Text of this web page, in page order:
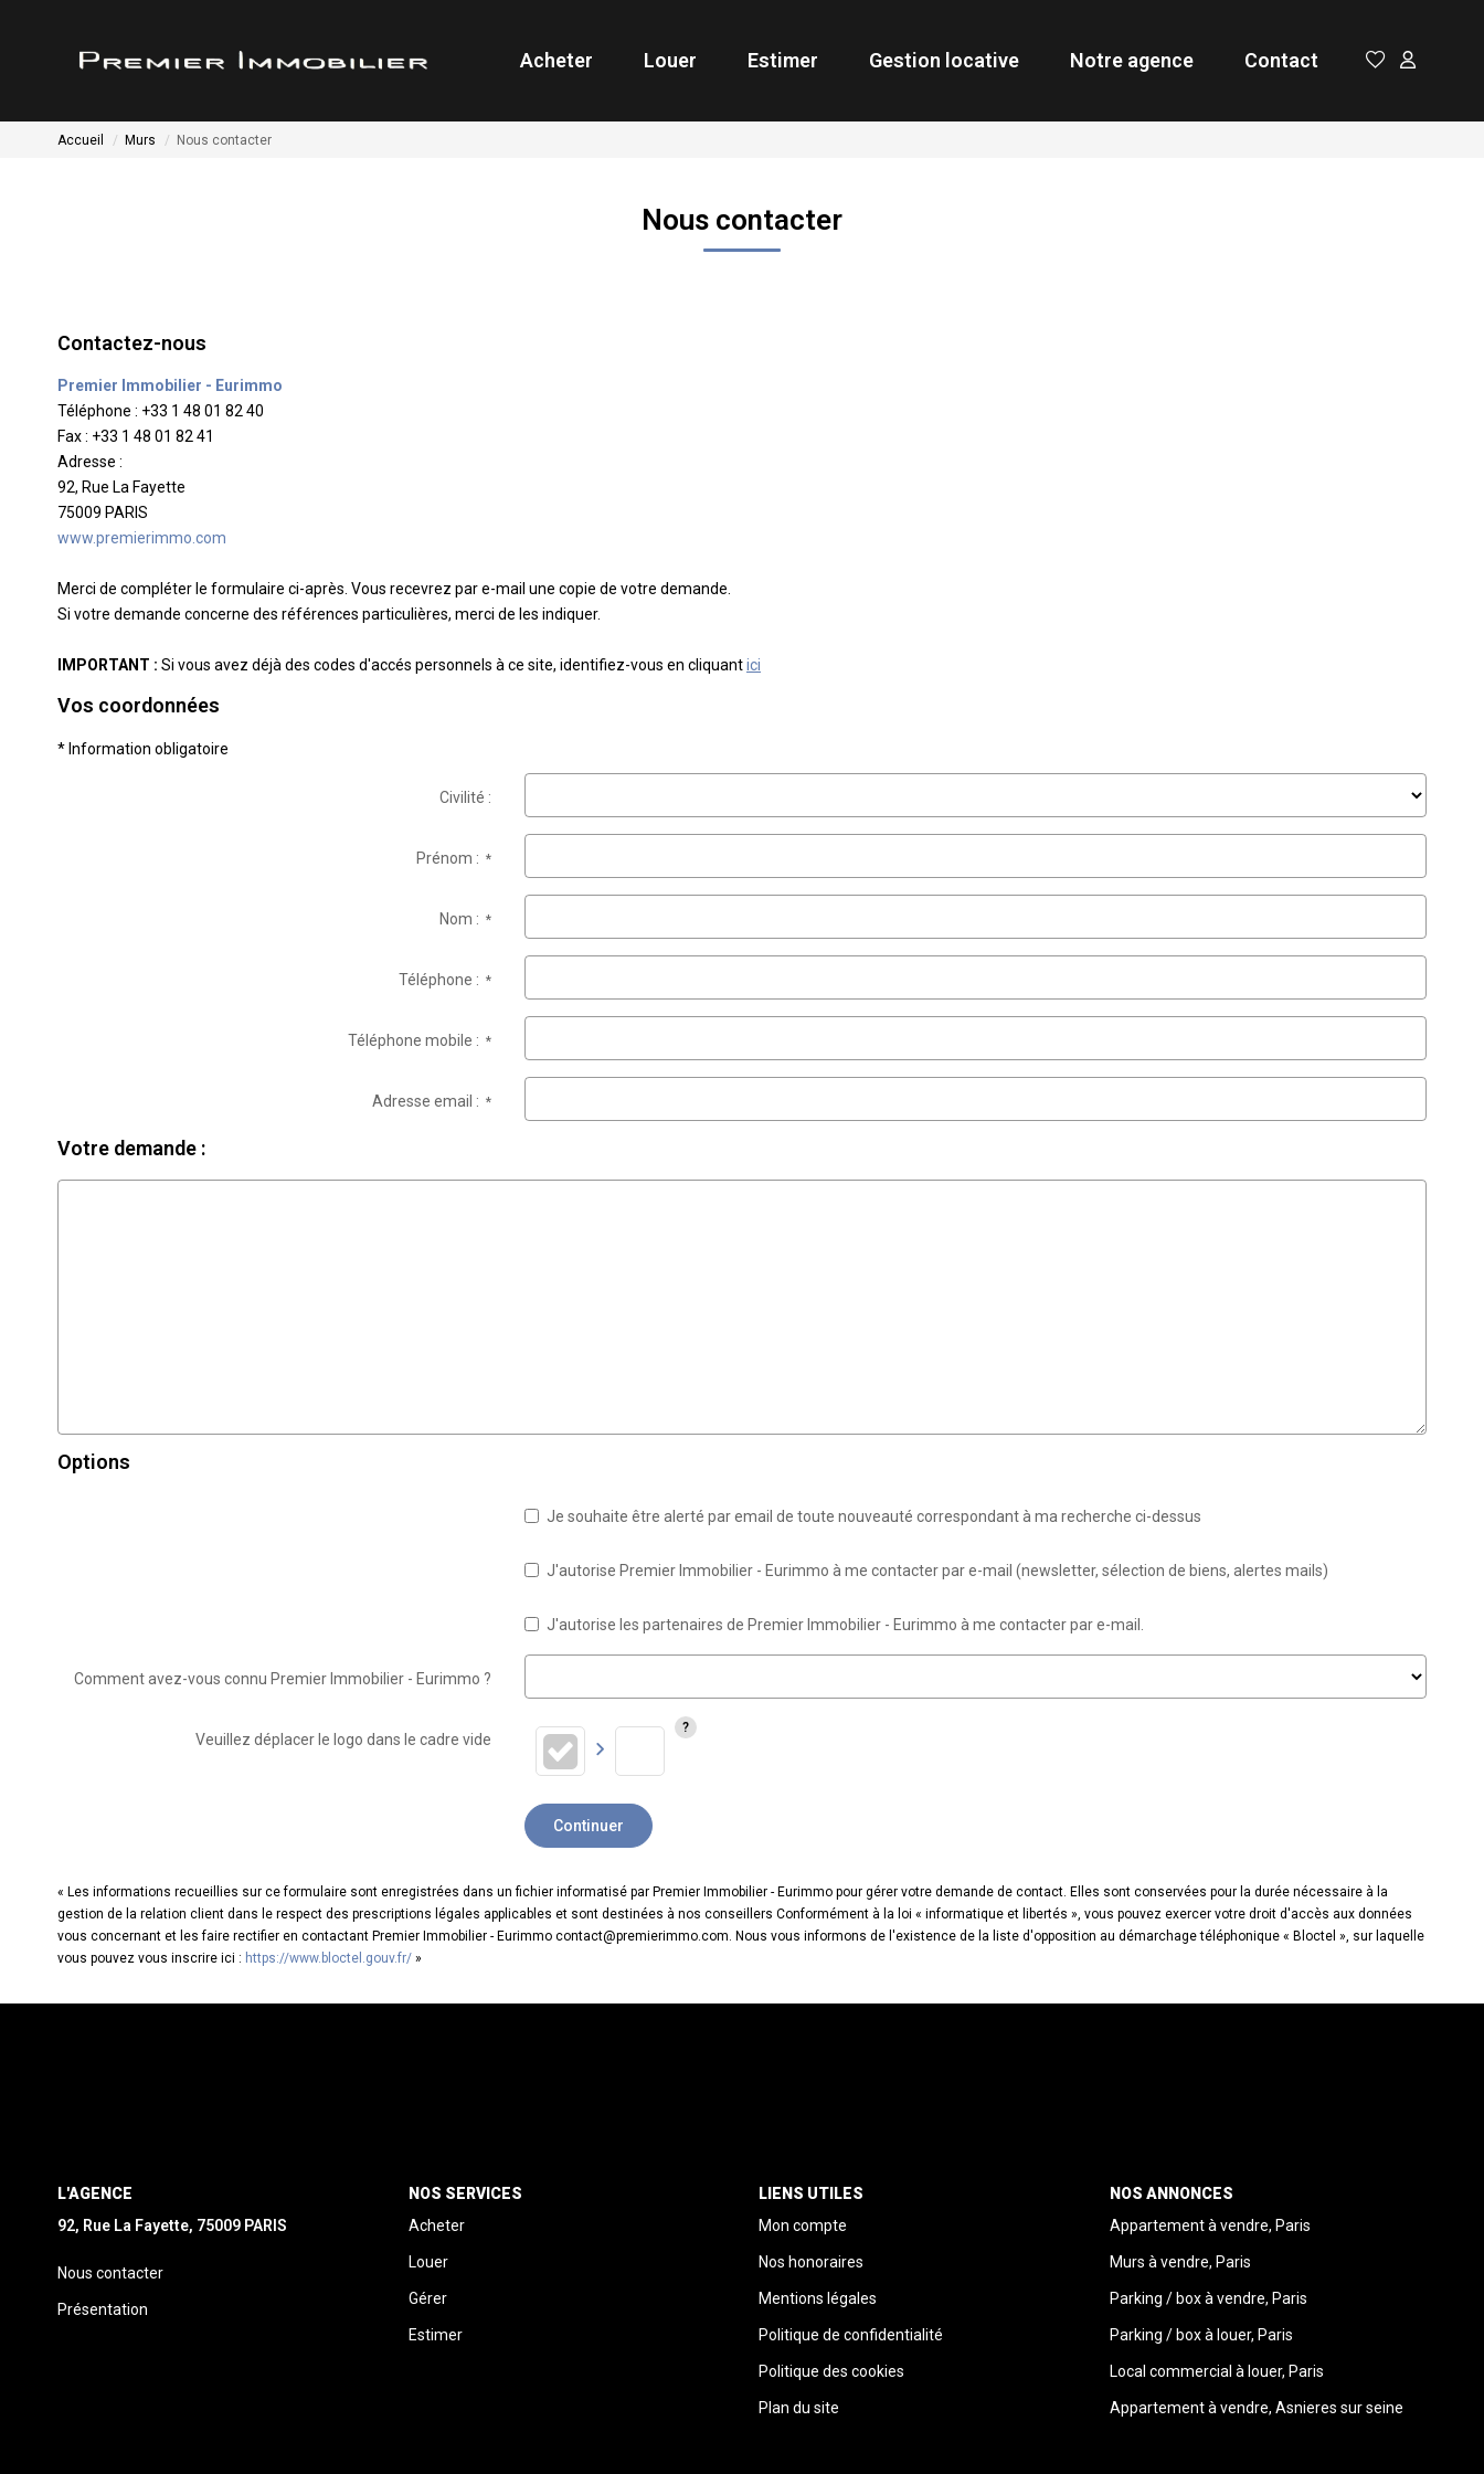
Acheter Louer Estimer Gestion locative Notre agence Contact
Accueil Murs Nous contacter
Nous contacter
Contactez-nous
Premier Immobilier - Eurimmo
Téléphone : +33 1 48 01 82 40
Fax : +33 1 48 01 82 41
Adresse :
92, Rue La Fayette
75009 PARIS
www.premierimmo.com
Merci de compléter le formulaire ci-après. Vous recevrez par e-mail une copie de votre demande.
Si votre demande concerne des références particulières, merci de les indiquer.
IMPORTANT : Si vous avez déjà des codes d'accés personnels à ce site, identifiez-vous en cliquantici
Vos coordonnées
* Information obligatoire
Civilité :
Prénom :*
Nom :*
Téléphone :*
Téléphone mobile :*
Adresse email :*
Votre demande :
Options
Je souhaite être alerté par email de toute nouveauté correspondant à ma recherche ci-dessus
J'autorise Premier Immobilier - Eurimmo à me contacter par e-mail (newsletter, sélection de biens, alertes mails)
J'autorise les partenaires de Premier Immobilier - Eurimmo à me contacter par e-mail.
Comment avez-vous connu Premier Immobilier - Eurimmo ?
Veuillez déplacer le logo dans le cadre vide
Continuer
« Les informations recueillies sur ce formulaire sont enregistrées dans un fichier informatisé par Premier Immobilier - Eurimmo pour gérer votre demande de contact. Elles sont conservées pour la durée nécessaire à la
gestion de la relation client dans le respect des prescriptions légales applicables et sont destinées à nos conseillers Conformément à la loi « informatique et libertés », vous pouvez exercer votre droit d'accès aux données
vous concernant et les faire rectifier en contactant Premier Immobilier - Eurimmo contact@premierimmo.com. Nous vous informons de l'existence de la liste d'opposition au démarchage téléphonique « Bloctel », sur laquelle
vous pouvez vous inscrire ici : https://www.bloctel.gouv.fr/ »
L'AGENCE
92, Rue La Fayette, 75009 PARIS
Nous contacter
Présentation
NOS SERVICES
Acheter
Louer
Gérer
Estimer
LIENS UTILES
Mon compte
Nos honoraires
Mentions légales
Politique de confidentialité
Politique des cookies
Plan du site
NOS ANNONCES
Appartement à vendre, Paris
Murs à vendre, Paris
Parking / box à vendre, Paris
Parking / box à louer, Paris
Local commercial à louer, Paris
Appartement à vendre, Asnieres sur seine